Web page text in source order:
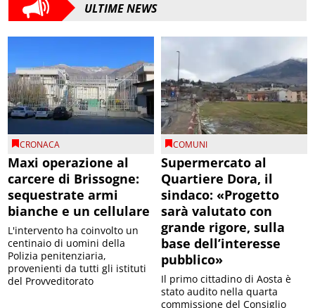
ULTIME NEWS
CRONACA
Maxi operazione al
carcere di Brissogne:
sequestrate armi
bianche e un cellulare
L'intervento ha coinvolto un
centinaio di uomini della
Polizia penitenziaria,
provenienti da tutti gli istituti
del Provveditorato
COMUNI
Supermercato al
Quartiere Dora, il
sindaco: «Progetto
sarà valutato con
grande rigore, sulla
base dell’interesse
pubblico»
Il primo cittadino di Aosta è
stato audito nella quarta
commissione del Consiglio